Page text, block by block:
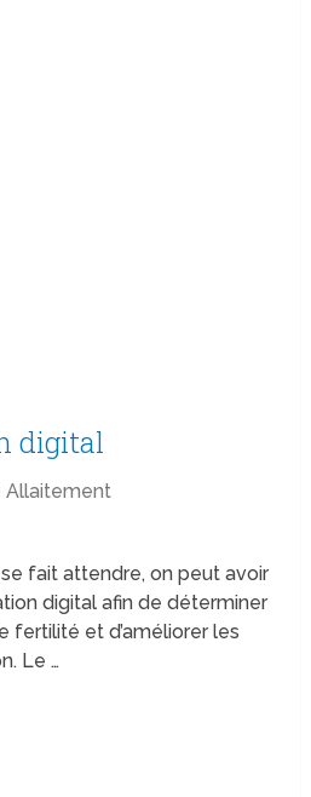
digital
Allaitement
fait attendre, on peut avoir
digital afin de déterminer
fertilité et d’améliorer les
Le …